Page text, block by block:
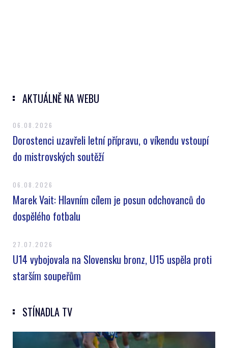
AKTUÁLNĚ NA WEBU
06.08.2026
Dorostenci uzavřeli letní přípravu, o víkendu vstoupí
do mistrovských soutěží
06.08.2026
Marek Vait: Hlavním cílem je posun odchovanců do
dospělého fotbalu
27.07.2026
U14 vybojovala na Slovensku bronz, U15 uspěla proti
starším soupeřům
STÍNADLA TV